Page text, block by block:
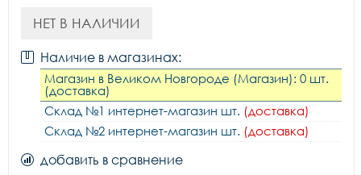
НЕТ В НАЛИЧИИ
Наличие в магазинах:
Магазин в Великом Новгороде (Магазин): 0 шт.
(доставка)
Склад №1 интернет-магазин шт. (доставка)
Склад №2 интернет-магазин шт. (доставка)
добавить в сравнение